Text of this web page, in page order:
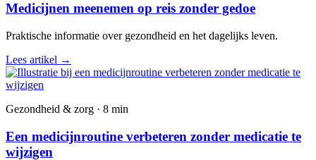
Medicijnen meenemen op reis zonder gedoe
Praktische informatie over gezondheid en het dagelijks leven.
Lees artikel →
Gezondheid & zorg · 8 min
Een medicijnroutine verbeteren zonder medicatie te
wijzigen